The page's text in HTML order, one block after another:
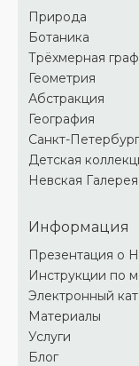
Природа
Ботаника
Трёхмерная
Геометрия
Абстракция
География
Санкт-Петербург
Детская
Невская
Информация
Презентация о
Инструкции по
Электронный
Материалы
Услуги
Блог